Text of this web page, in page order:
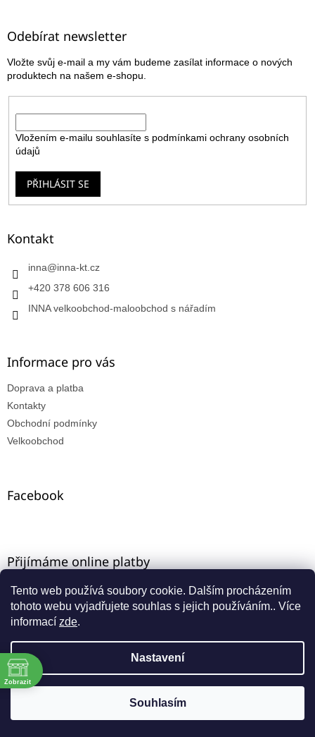
Tento web používá soubory cookie. Dalším procházením
tohoto webu vyjadřujete souhlas s jejich používáním.. Více
informací zde.
Nastavení
Souhlasím
Máte-li u nás VO registraci, zadejte e-mail ze starého e-
shopu a aktivujte přístup přes funkci "zapomenuté
Odebírat newsletter
Vložte svůj e-mail a my vám budeme zasílat informace o nových
produktech na našem e-shopu.
Vložením e-mailu souhlasíte s podmínkami ochrany osobních
údajů
PŘIHLÁSIT SE
Kontakt
inna@inna-kt.cz
+420 378 606 316
INNA velkoobchod-maloobchod s nářadím
Informace pro vás
Doprava a platba
Kontakty
Obchodní podmínky
Velkoobchod
Facebook
Přijímáme online platby
Vytvořil Shoptet
INNA-KT . Všechna práva vyhrazena.
Zobrazit